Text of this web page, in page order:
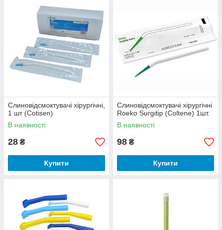
В каталог! ➜
Слиновідсмоктувачі хірургічні,
1 шт (Cotisen)
В наявності
28 ₴
Купити
Слиновідсмоктувачі хірургічні
Roeko Surgitip (Coltene) 1шт.
В наявності
98 ₴
Купити